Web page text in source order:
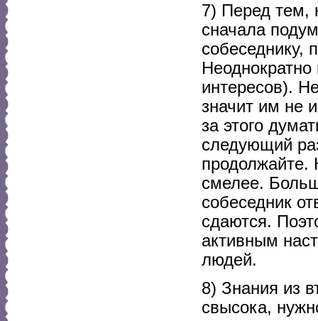
7) Перед тем,
сначала
собеседнику,
интересов).
значит им не
за этого
следующий
продолжайте.
смелее.
собеседник
сдаются.
активным
людей.
8) Знания из
свысока,